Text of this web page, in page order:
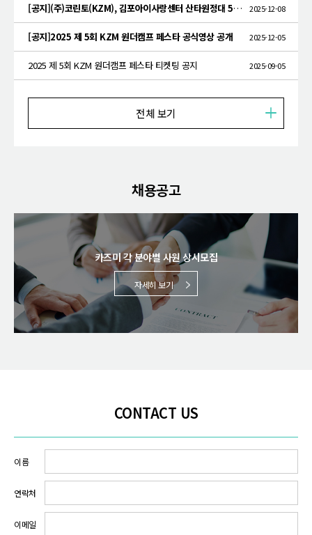
[공지](주)코린토(KZM), 김포아이사랑센터 산타원정대 5년 연속 기부 2025-12-08
[공지]2025 제 5회 KZM 원더캠프 페스타 공식영상 공개 2025-12-05
2025 제 5회 KZM 원더캠프 페스타 티켓팅 공지 2025-09-05
전체 보기
채용공고
카즈미 각 분야별 사원 상시모집
자세히 보기
CONTACT US
이름
연락처
이메일